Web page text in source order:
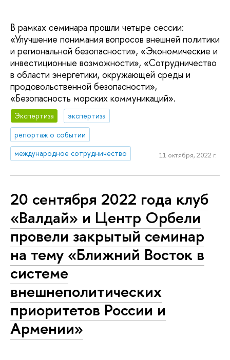
В рамках семинара прошли четыре сессии:
«Улучшение понимания вопросов внешней политики
и региональной безопасности», «Экономические и
инвестиционные возможности», «Сотрудничество
в области энергетики, окружающей среды и
продовольственной безопасности»,
«Безопасность морских коммуникаций».
Экспертиза
экспертиза
репортаж о событии
международное сотрудничество
11 октября, 2022 г.
20 сентября 2022 года клуб
«Валдай» и Центр Орбели
провели закрытый семинар
на тему «Ближний Восток в
системе
внешнеполитических
приоритетов России и
Армении»